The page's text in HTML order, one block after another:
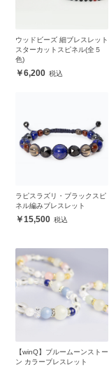
ウッドビーズ 細ブレスレット
スターカットスピネル(全５
色)
6,200
ラピスラズリ・ブラックスピ
ネル編みブレスレット
15,500
【winQ】ブルームーンストー
ン カラーブレスレット